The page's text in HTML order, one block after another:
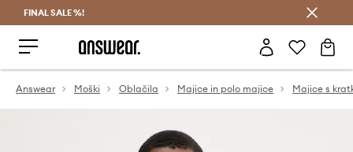
FINAL SALE %!
Answear Moški Oblačila Majice in polo majice Majice s